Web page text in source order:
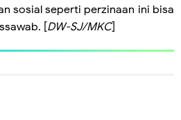
sosial seperti perzinaan ini bisa
[DW-SJ/MKC]